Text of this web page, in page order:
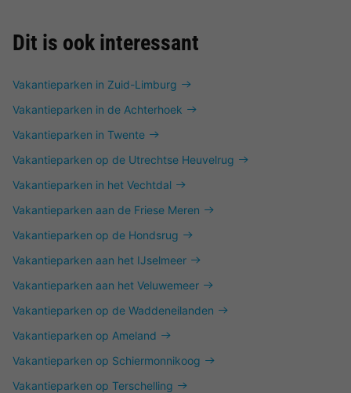
Dit is ook interessant
Vakantieparken in Zuid-Limburg
Vakantieparken in de Achterhoek
Vakantieparken in Twente
Vakantieparken op de Utrechtse Heuvelrug
Vakantieparken in het Vechtdal
Vakantieparken aan de Friese Meren
Vakantieparken op de Hondsrug
Vakantieparken aan het IJselmeer
Vakantieparken aan het Veluwemeer
Vakantieparken op de Waddeneilanden
Vakantieparken op Ameland
Vakantieparken op Schiermonnikoog
Vakantieparken op Terschelling